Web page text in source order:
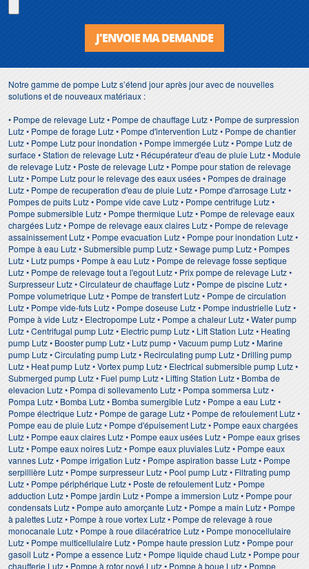
J'ENVOIE MA DEMANDE
Notre gamme de pompe Lutz s’étend jour après jour avec de nouvelles
solutions et de nouveaux matériaux :
• Pompe de relevage Lutz • Pompe de chauffage Lutz • Pompe de surpression
Lutz • Pompe de forage Lutz • Pompe d'intervention Lutz • Pompe de chantier
Lutz • Pompe Lutz pour inondation • Pompe immergée Lutz • Pompe Lutz de
surface • Station de relevage Lutz • Récupérateur d'eau de pluie Lutz • Module
de relevage Lutz • Poste de relevage Lutz • Pompe pour station de relevage
Lutz • Pompe Lutz pour le relevage des eaux usées • Pompes de drainage
Lutz • Pompe de recuperation d'eau de pluie Lutz • Pompe d'arrosage Lutz •
Pompes de puits Lutz • Pompe vide cave Lutz • Pompe centrifuge Lutz •
Pompe submersible Lutz • Pompe thermique Lutz • Pompe de relevage eaux
chargées Lutz • Pompe de relevage eaux claires Lutz • Pompe de relevage
assainissement Lutz • Pompe evacuation Lutz • Pompe pour inondation Lutz •
Pompe à eau Lutz • Submersible pump Lutz • Sewage pump Lutz • Pompes
Lutz • Lutz pumps • Pompe à eau Lutz • Pompe de relevage fosse septique
Lutz • Pompe de relevage tout a l'egout Lutz • Prix pompe de relevage Lutz •
Surpresseur Lutz • Circulateur de chauffage Lutz • Pompe de piscine Lutz •
Pompe volumetrique Lutz • Pompe de transfert Lutz • Pompe de circulation
Lutz • Pompe vide-futs Lutz • Pompe doseuse Lutz • Pompe industrielle Lutz •
Pompe à vide Lutz • Electropompe Lutz • Pompe a chaleur Lutz • Water pump
Lutz • Centrifugal pump Lutz • Electric pump Lutz • Lift Station Lutz • Heating
pump Lutz • Booster pump Lutz • Lutz pump • Vacuum pump Lutz • Marine
pump Lutz • Circulating pump Lutz • Recirculating pump Lutz • Drilling pump
Lutz • Heat pump Lutz • Vortex pump Lutz • Electrical submersible pump Lutz •
Submerged pump Lutz • Fuel pump Lutz • Lifting Station Lutz • Bomba de
elevacion Lutz • Pompa di sollevamento Lutz • Pompa sommersa Lutz •
Pompa Lutz • Bomba Lutz • Bomba sumergible Lutz • Pompe a eau Lutz •
Pompe électrique Lutz • Pompe de garage Lutz • Pompe de refoulement Lutz •
Pompe eau de pluie Lutz • Pompe d'épuisement Lutz • Pompe eaux chargées
Lutz • Pompe eaux claires Lutz • Pompe eaux usées Lutz • Pompe eaux grises
Lutz • Pompe eaux noires Lutz • Pompe eaux pluviales Lutz • Pompe eaux
vannes Lutz • Pompe irrigation Lutz • Pompe aspiration basse Lutz • Pompe
serpillière Lutz • Pompe surpresseur Lutz • Pool pump Lutz • Filtrating pump
Lutz • Pompe périphérique Lutz • Poste de refoulement Lutz • Pompe
adduction Lutz • Pompe jardin Lutz • Pompe a immersion Lutz • Pompe pour
condensats Lutz • Pompe auto amorçante Lutz • Pompe a main Lutz • Pompe
à palettes Lutz • Pompe à roue vortex Lutz • Pompe de relevage à roue
monocanale Lutz • Pompe à roue dilacératrice Lutz • Pompe monocellulaire
Lutz • Pompe multicellulaire Lutz • Pompe haute pression Lutz • Pompe pour
gasoil Lutz • Pompe a essence Lutz • Pompe liquide chaud Lutz • Pompe pour
chaufferie Lutz • Pompe à rotor noyé Lutz • Pompe à boue Lutz • Pompe